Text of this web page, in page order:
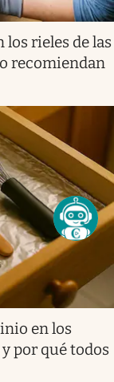
los rieles de las
recomiendan
en los
por qué todos